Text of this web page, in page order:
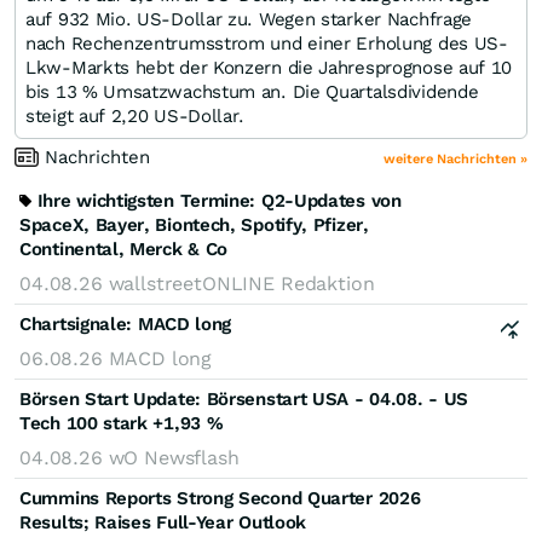
auf 932 Mio. US-Dollar zu. Wegen starker Nachfrage
nach Rechenzentrumsstrom und einer Erholung des US-
Lkw-Markts hebt der Konzern die Jahresprognose auf 10
bis 13 % Umsatzwachstum an. Die Quartalsdividende
steigt auf 2,20 US-Dollar.
Nachrichten
weitere Nachrichten »
Ihre wichtigsten Termine: Q2-Updates von
SpaceX, Bayer, Biontech, Spotify, Pfizer,
Continental, Merck & Co
04.08.26 wallstreetONLINE Redaktion
Chartsignale: MACD long
06.08.26 MACD long
Börsen Start Update: Börsenstart USA - 04.08. - US
Tech 100 stark +1,93 %
04.08.26 wO Newsflash
Cummins Reports Strong Second Quarter 2026
Results; Raises Full-Year Outlook